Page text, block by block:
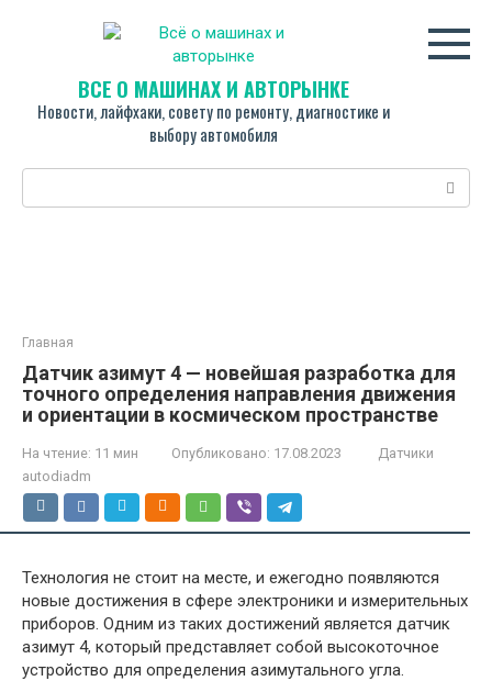
ВСЁ О МАШИНАХ И АВТОРЫНКЕ
Новости, лайфхаки, совету по ремонту, диагностике и
выбору автомобиля
Поиск:
Главная
Датчик азимут 4 — новейшая разработка для
точного определения направления движения
и ориентации в космическом пространстве
На чтение: 11 мин Опубликовано: 17.08.2023
Датчики
autodiadm
Технология не стоит на месте, и ежегодно появляются
новые достижения в сфере электроники и измерительных
приборов. Одним из таких достижений является датчик
азимут 4, который представляет собой высокоточное
устройство для определения азимутального угла.